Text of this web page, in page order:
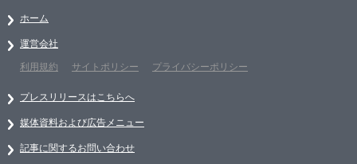
ホーム
運営会社
利用規約
サイトポリシー プライバシーポリシー
プレスリリースはこちらへ
媒体資料および広告メニュー
記事に関するお問い合わせ